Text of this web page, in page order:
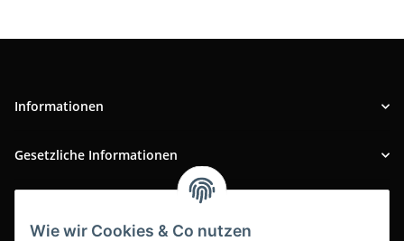
Wie wir Cookies & Co nutzen
Informationen
Gesetzliche Informationen